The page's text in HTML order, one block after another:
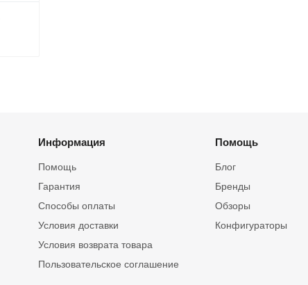
Информация
Помощь
Гарантия
Способы оплаты
Условия доставки
Условия возврата товара
Пользовательское соглашение
Помощь
Блог
Бренды
Обзоры
Конфигураторы